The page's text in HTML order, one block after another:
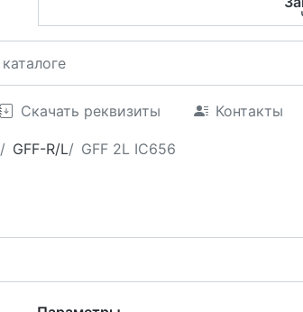
Скачать реквизиты Контакты
GFF-R/L GFF 2L IC656